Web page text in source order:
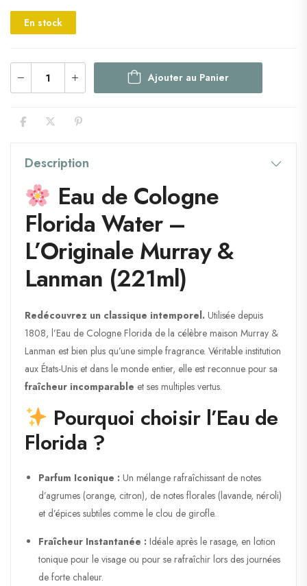
En stock
Ajouter au Panier
Description
Eau de Cologne
Florida Water –
L’Originale Murray &
Lanman (221ml)
Redécouvrez un classique intemporel. Utilisée depuis
1808, l’Eau de Cologne Florida de la célèbre maison Murray &
Lanman est bien plus qu’une simple fragrance. Véritable institution
aux États-Unis et dans le monde entier, elle est reconnue pour sa
fraîcheur incomparable et ses multiples vertus.
Pourquoi choisir l’Eau de
Florida ?
Parfum Iconique : Un mélange rafraîchissant de notes
d’agrumes (orange, citron), de notes florales (lavande, néroli)
et d’épices subtiles comme le clou de girofle.
Fraîcheur Instantanée : Idéale après le rasage, en lotion
tonique pour le visage ou pour se rafraîchir lors des journées
de forte chaleur.